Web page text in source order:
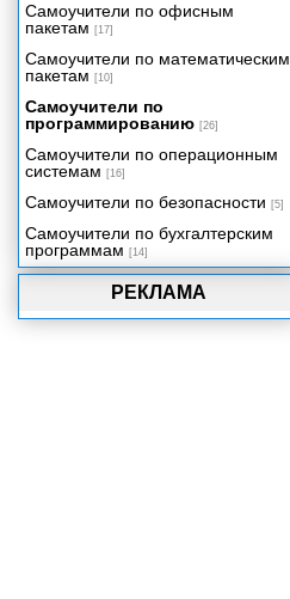
РЕКЛАМА
Самоучители по офисным
пакетам [17]
Самоучители по математическим
пакетам [10]
Самоучители по
программированию [26]
Самоучители по операционным
системам [16]
Самоучители по безопасности [5]
Самоучители по бухгалтерским
программам [14]